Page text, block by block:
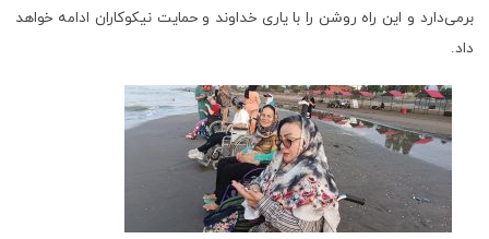
برمی‌دارد و این راه روشن را با یاری خداوند و حمایت نیکوکاران ادامه خواهد
داد.